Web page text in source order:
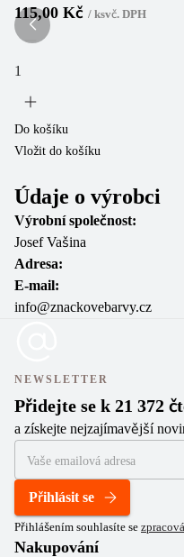
115,00 Kč / ksvč. DPH
Do košíku
Vložit do košíku
Údaje o výrobci
Výrobní společnost:
Josef Vašina
Adresa:
E-mail:
info@znackovebarvy.cz
NEWSLETTER
Přidejte se k 21 372
a získejte nejzajímavější
Přihlásit se
Přihlášením souhlasíte se
Nakupování